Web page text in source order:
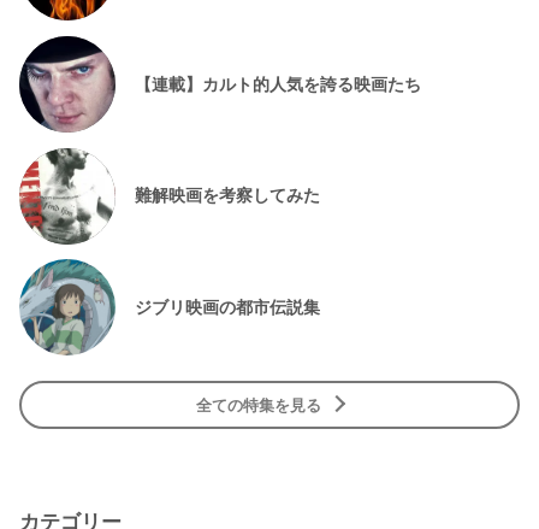
【連載】カルト的人気を誇る映画たち
難解映画を考察してみた
ジブリ映画の都市伝説集
全ての特集を見る
カテゴリー